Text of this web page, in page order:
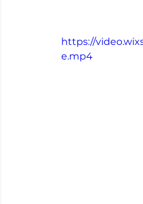
https://
e.mp4